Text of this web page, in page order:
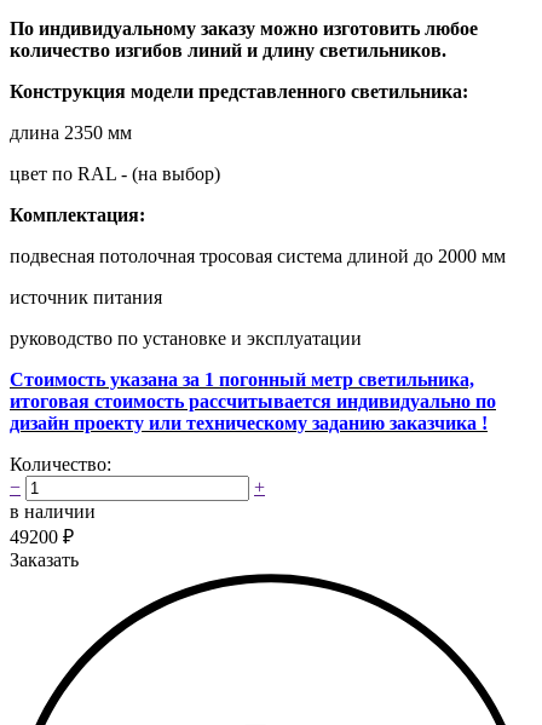
По индивидуальному заказу можно изготовить любое
количество изгибов линий и длину светильников.
Конструкция модели представленного светильника:
длина 2350 мм
цвет по RAL - (на выбор)
Комплектация:
подвесная потолочная тросовая система длиной до 2000 мм
источник питания
руководство по установке и эксплуатации
Стоимость указана за 1 погонный метр светильника,
итоговая стоимость рассчитывается индивидуально по
дизайн проекту или техническому заданию заказчика !
Количество:
−
+
в наличии
49200 ₽
Заказать